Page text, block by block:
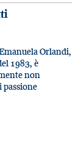
Orlandi,
1983, è
non
passione